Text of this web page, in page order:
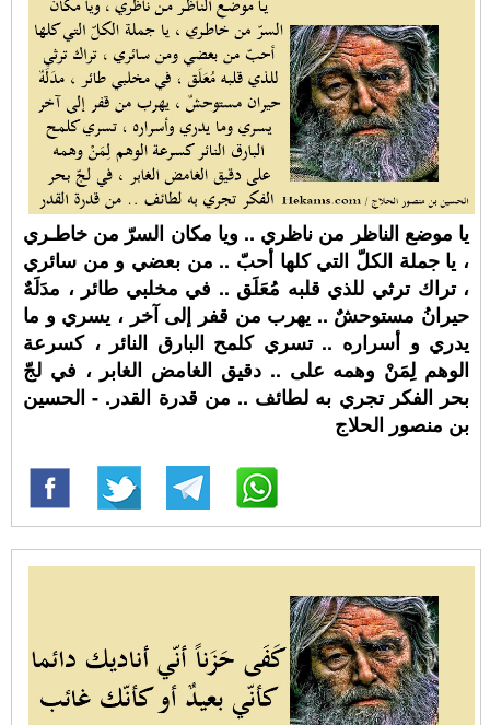
يا موضع الناظر من ناظري .. ويا مكان السرّ من خاطـري
، يا جملة الكلّ التي كلها أحبّ .. من بعضي و من سائري
، تراك ترثي للذي قلبه مُعَلَق .. في مخلبي طائر ، مدَلَهٌ
حيرانُ مستوحشٌ .. يهرب من قفر إلى آخر ، يسري و ما
يدري و أسراره .. تسري كلمح البارق النائر ، كسرعة
الوهم لِمَنْ وهمه على .. دقيق الغامض الغابر ، في لجّ
بحر الفكر تجري به لطائف .. من قدرة القدر. - الحسين
بن منصور الحلاج